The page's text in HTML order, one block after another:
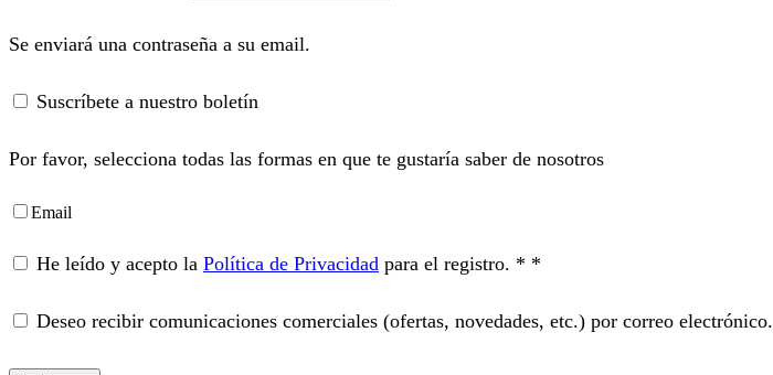
Se enviará una contraseña a su email.
Suscríbete a nuestro boletín
Por favor, selecciona todas las formas en que te gustaría saber de nosotros
Email
He leído y acepto la Política de Privacidad para el registro. * *
Deseo recibir comunicaciones comerciales (ofertas, novedades, etc.) por correo electrónico.